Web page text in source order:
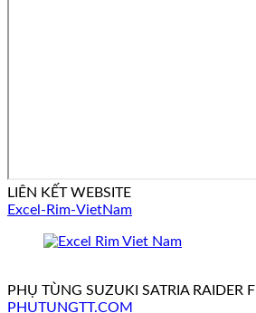
LIÊN KẾT WEBSITE
Excel-Rim-VietNam
PHỤ TÙNG SUZUKI SATRIA RAIDER FI
PHUTUNGTT.COM